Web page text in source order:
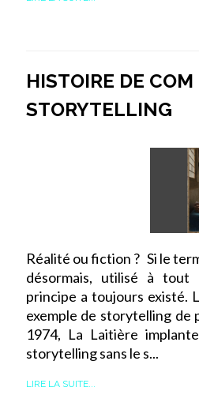
HISTOIRE DE COM
STORYTELLING
Réalité ou fiction ? Si le
désormais, utilisé à
principe a toujours existé.
exemple de storytelling de
1974, La Laitière
storytelling sans le s...
LIRE LA SUITE...